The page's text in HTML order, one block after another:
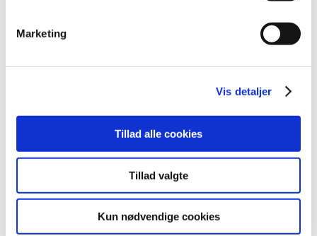
Marketing
Vis detaljer
Tillad alle cookies
Tillad valgte
Kun nødvendige cookies